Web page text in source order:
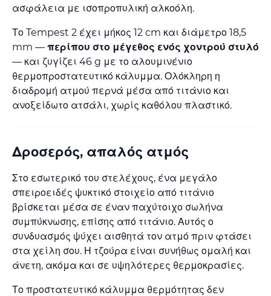
ασφάλεια με ισοπροπυλική αλκοόλη.
Το Tempest 2 έχει μήκος 12 cm και διάμετρο 18,5
mm — περίπου στο μέγεθος ενός χοντρού στυλό
— και ζυγίζει 46 g με το αλουμινένιο
θερμοπροστατευτικό κάλυμμα. Ολόκληρη η
διαδρομή ατμού περνά μέσα από τιτάνιο και
ανοξείδωτο ατσάλι, χωρίς καθόλου πλαστικό.
Δροσερός, απαλός ατμός
Στο εσωτερικό του στελέχους, ένα μεγάλο
σπειροειδές ψυκτικό στοιχείο από τιτάνιο
βρίσκεται μέσα σε έναν παχύτοιχο σωλήνα
συμπύκνωσης, επίσης από τιτάνιο. Αυτός ο
συνδυασμός ψύχει αισθητά τον ατμό πριν φτάσει
στα χείλη σου. Η τζούρα είναι συνήθως ομαλή και
άνετη, ακόμα και σε υψηλότερες θερμοκρασίες.
Το προστατευτικό κάλυμμα θερμότητας δεν